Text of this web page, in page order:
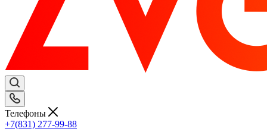
Телефоны
+7(831) 277-99-88